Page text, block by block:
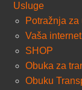
Usluge
Potražnja za
Vaša
SHOP
Obuka za
Obuku